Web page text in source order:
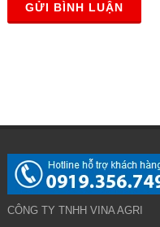
GỬI BÌNH LUẬN
CÔNG TY TNHH VINA AGRI